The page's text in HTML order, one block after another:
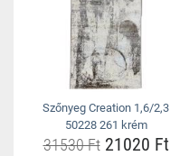
Szőnyeg Creation 1,6/2,3
50228 261 krém
31530 Ft21020 Ft